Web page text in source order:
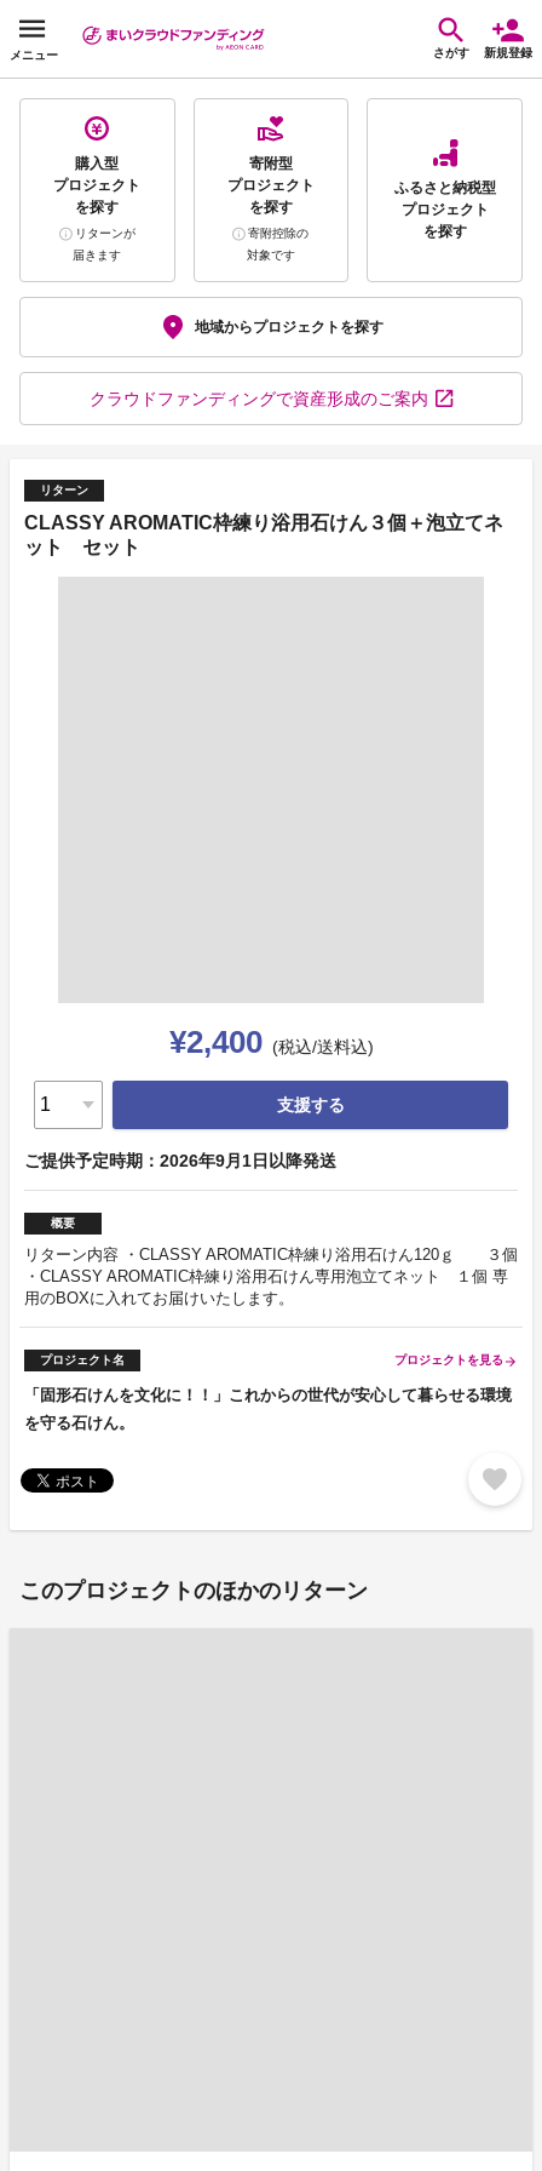
メニュー さがす 新規登録
購入型
プロジェクト
を探す
リターンが
届きます
寄附型
プロジェクト
を探す
寄附控除の
対象です
ふるさと納税型
プロジェクト
を探す
地域からプロジェクトを探す
クラウドファンディングで資産形成のご案内
リターン
CLASSY AROMATIC枠練り浴用石けん３個＋泡立てネ
ット セット
¥2,400 (税込/送料込)
支援する
ご提供予定時期：2026年9月1日以降発送
概要
リターン内容 ・CLASSY AROMATIC枠練り浴用石けん120ｇ ３個
・CLASSY AROMATIC枠練り浴用石けん専用泡立てネット １個 専
用のBOXに入れてお届けいたします。
プロジェクト名 プロジェクトを見る arrow_forward
「固形石けんを文化に！！」これからの世代が安心して暮らせる環境
を守る石けん。
favorite
このプロジェクトのほかのリターン